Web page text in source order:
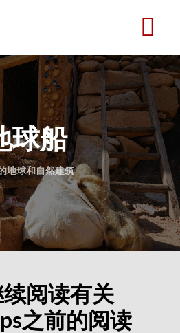
主
球船
地球和自然建筑
阅读有关
之前的阅读